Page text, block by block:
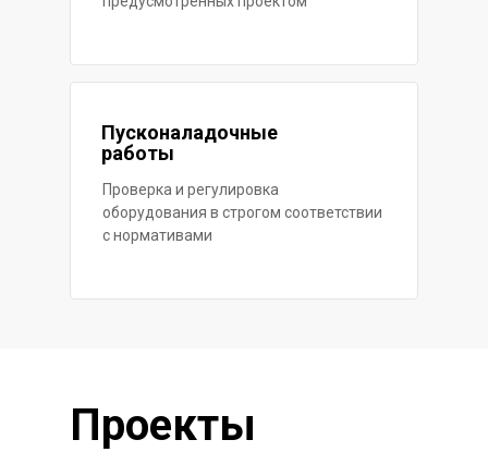
Пусконаладочные
работы
Проверка и регулировка
оборудования в строгом соответствии
с нормативами
Проекты